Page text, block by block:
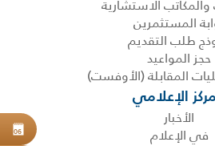
الاستشارية
المستثمرين
طلب التقديم
حجز المواعيد
المقابلة (الأوفست)
الإعلامي
الأخبار
في الإعلام
06